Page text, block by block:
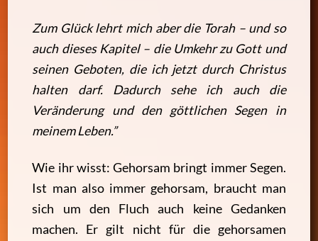
Zum Glück lehrt mich aber die Torah – und so
auch dieses Kapitel – die Umkehr zu Gott und
seinen Geboten, die ich jetzt durch Christus
halten darf. Dadurch sehe ich auch die
Veränderung und den göttlichen Segen in
meinem Leben.”
Wie ihr wisst: Gehorsam bringt immer Segen.
Ist man also immer gehorsam, braucht man
sich um den Fluch auch keine Gedanken
machen. Er gilt nicht für die gehorsamen